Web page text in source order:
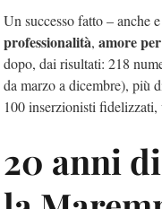
Un successo fatto – anche
professionalità, amore
dopo, dai risultati: 218
da marzo a dicembre), più
100 inserzionisti
20 anni